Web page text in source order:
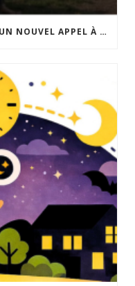
« INSPIRONS LE QUARTIER » : UN NOUVEL APPEL À PROJETS EST LANCÉ !